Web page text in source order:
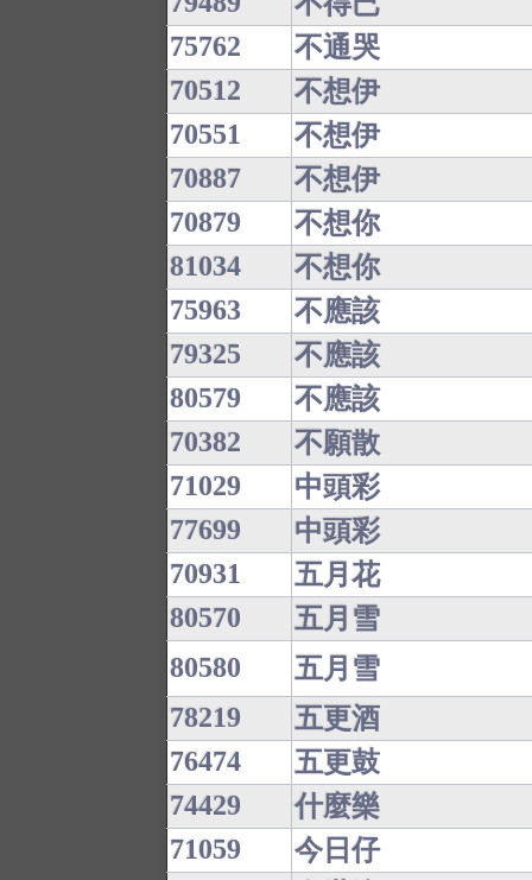
75762
不通哭
70512
不想伊
70551
不想伊
70887
不想伊
70879
不想你
81034
不想你
75963
不應該
79325
不應該
80579
不應該
70382
不願散
71029
中頭彩
77699
中頭彩
70931
五月花
80570
五月雪
80580
五月雪
78219
五更酒
76474
五更鼓
74429
什麼樂
71059
今日仔